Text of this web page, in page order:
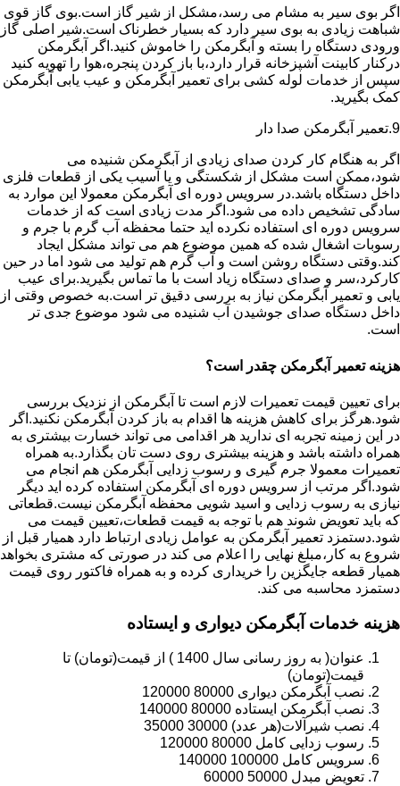
اگر بوی سیر به مشام می رسد،مشکل از شیر گاز است.بوی گاز قوی
شباهت زیادی به بوی سیر دارد که بسیار خطرناک است.شیر اصلی گاز
ورودی دستگاه را بسته و آبگرمکن را خاموش کنید.اگر آبگرمکن
درکنار کابینت آشپزخانه قرار دارد،با باز کردن پنجره،هوا را تهویه کنید
سپس از خدمات لوله کشی برای تعمیر آبگرمکن و عیب یابی آبگرمکن
کمک بگیرید.
9.تعمیر آبگرمکن صدا دار
اگر به هنگام کار کردن صدای زیادی از آبگرمکن شنیده می
شود،ممکن است مشکل از شکستگی و یا آسیب یکی از قطعات فلزی
داخل دستگاه باشد.در سرویس دوره ای آبگرمکن معمولا این موارد به
سادگی تشخیص داده می شود.اگر مدت زیادی است که از خدمات
سرویس دوره ای استفاده نکرده اید حتما محفظه آب گرم با جرم و
رسوبات اشغال شده که همین موضوع هم می تواند مشکل ایجاد
کند.وقتی دستگاه روشن است و آب گرم هم تولید می شود اما در حین
کارکرد،سر و صدای دستگاه زیاد است با ما تماس بگیرید.برای عیب
یابی و تعمیر آبگرمکن نیاز به بررسی دقیق تر است.به خصوص وقتی از
داخل دستگاه صدای جوشیدن آب شنیده می شود موضوع جدی تر
است.
هزینه تعمیر آبگرمکن چقدر است؟
برای تعیین قیمت تعمیرات لازم است تا آبگرمکن از نزدیک بررسی
شود.هرگز برای کاهش هزینه ها اقدام به باز کردن آبگرمکن نکنید.اگر
در این زمینه تجربه ای ندارید هر اقدامی می تواند خسارت بیشتری به
همراه داشته باشد و هزینه بیشتری روی دست تان بگذارد.به همراه
تعمیرات معمولا جرم گیری و رسوب زدایی آبگرمکن هم انجام می
شود.اگر مرتب از سرویس دوره ای آبگرمکن استفاده کرده اید دیگر
نیازی به رسوب زدایی و اسید شویی محفظه آبگرمکن نیست.قطعاتی
که باید تعویض شوند هم با توجه به قیمت قطعات،تعیین قیمت می
شود.دستمزد تعمیر آبگرمکن به عوامل زیادی ارتباط دارد همیار قبل از
شروع به کار،مبلغ نهایی را اعلام می کند در صورتی که مشتری بخواهد
همیار قطعه جایگزین را خریداری کرده و به همراه فاکتور روی قیمت
دستمزد محاسبه می کند.
هزینه خدمات آبگرمکن دیواری و ایستاده
عنوان( به روز رسانی سال 1400 ) از قیمت(تومان) تا
قیمت(تومان)
نصب آبگرمکن دیواری 80000 120000
نصب آبگرمکن ایستاده 80000 140000
نصب شیرآلات(هر عدد) 30000 35000
رسوب زدایی کامل 80000 120000
سرویس کامل 100000 140000
تعویض مبدل 50000 60000